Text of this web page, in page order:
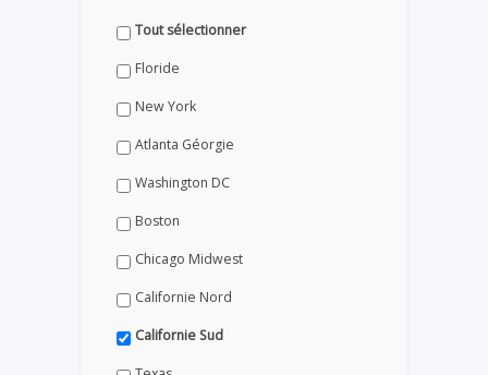
Tout sélectionner
Floride
New York
Atlanta Géorgie
Washington DC
Boston
Chicago Midwest
Californie Nord
Californie Sud